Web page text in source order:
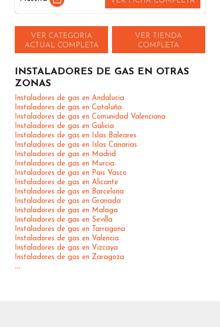
VER CATEGORIA
ACTUAL COMPLETA
VER TIENDA
COMPLETA
INSTALADORES DE GAS EN OTRAS
ZONAS
Instaladores de gas en Andalucia
Instaladores de gas en Cataluña
Instaladores de gas en Comunidad Valenciana
Instaladores de gas en Galicia
Instaladores de gas en Islas Baleares
Instaladores de gas en Islas Canarias
Instaladores de gas en Madrid
Instaladores de gas en Murcia
Instaladores de gas en Pais Vasco
Instaladores de gas en Alicante
Instaladores de gas en Barcelona
Instaladores de gas en Granada
Instaladores de gas en Malaga
Instaladores de gas en Sevilla
Instaladores de gas en Tarragona
Instaladores de gas en Valencia
Instaladores de gas en Vizcaya
Instaladores de gas en Zaragoza
...